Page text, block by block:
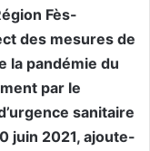
Fès-
des mesures de
la pandémie du
par le
sanitaire
juin 2021, ajoute-